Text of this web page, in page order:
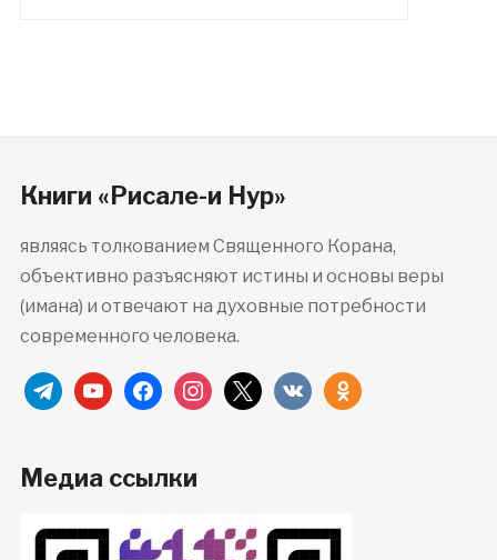
Книги «Рисале-и Нур»
являясь толкованием Священного Корана,
объективно разъясняют истины и основы веры
(имана) и отвечают на духовные потребности
современного человека.
telegramyoutubefacebookinstagram
x vkontakteodnoklassniki
Медиа ссылки